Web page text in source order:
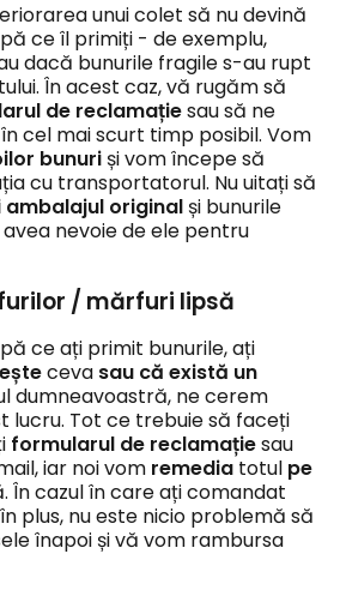
unui colet să nu devină
ce îl primiți - de exemplu,
dacă bunurile fragile s-au rupt
În acest caz, vă rugăm să
de reclamațiesau să ne
cel mai scurt timp posibil. Vom
bunuriși vom începe să
cu transportatorul. Nu uitați să
originalși bunurile
nevoie de ele pentru
/ mărfuri lipsă
ce ați primit bunurile, ați
ceva sau că există un
dumneavoastră, ne cerem
lucru. Tot ce trebuie să faceți
formularul de reclamațiesau
iar noi vom remedia totul pe
În cazul în care ați comandat
plus, nu este nicio problemă să
înapoi și vă vom rambursa